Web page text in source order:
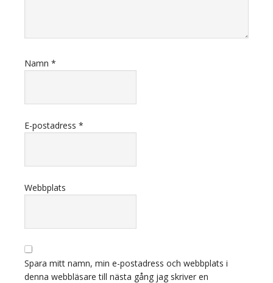
Namn *
E-postadress *
Webbplats
Spara mitt namn, min e-postadress och webbplats i
denna webbläsare till nästa gång jag skriver en